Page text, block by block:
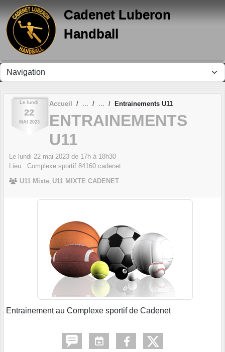
Cadenet Luberon
Handball
Le lundi
22
MAI 2023
Accueil Entrainements U11
ENTRAINEMENTS
U11
Le lundi 22 mai 2023 de 17h à 18h30
Lieu : Complexe sportif 84160 cadenet
U11 Mixte U11 MIXTE CADENET
Entrainement au Complexe sportif de Cadenet
Panneau de gestion des cookies